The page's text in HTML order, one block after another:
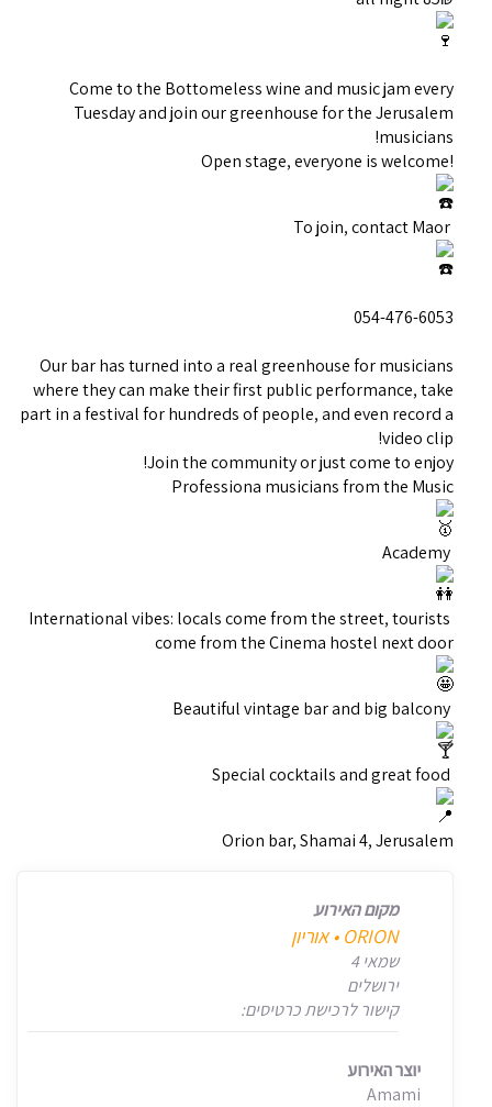
Come to the Bottomeless wine and music jam every
Tuesday and join our greenhouse for the Jerusalem
musicians!
!Open stage, everyone is welcome
054-476-6053
Our bar has turned into a real greenhouse for musicians
where they can make their first public performance, take
part in a festival for hundreds of people, and even record a
video clip!
Join the community or just come to enjoy!
Professiona musicians from the Music
International vibes: locals come from the street, tourists
come from the Cinema hostel next door
Orion bar, Shamai 4, Jerusalem
מקום האירוע
‎ORION • אוריון
שמאי 4
ירושלים
קישור לרכישת כרטיסים:
יוצר האירוע
Amami